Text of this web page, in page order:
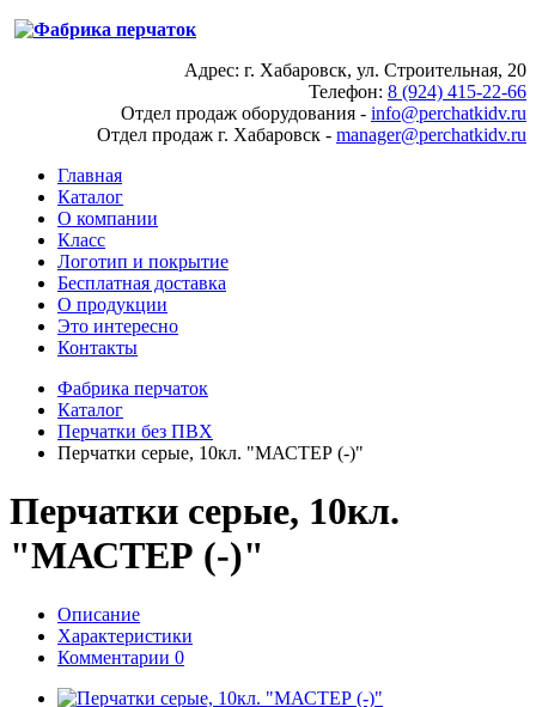
Адрес: г. Хабаровск, ул. Строительная, 20
Телефон: 8 (924) 415-22-66
Отдел продаж оборудования - info@perchatkidv.ru
Отдел продаж г. Хабаровск - manager@perchatkidv.ru
Главная
Каталог
О компании
Класс
Логотип и покрытие
Бесплатная доставка
О продукции
Это интересно
Контакты
Фабрика перчаток
Каталог
Перчатки без ПВХ
Перчатки серые, 10кл. "МАСТЕР (-)"
Перчатки серые, 10кл.
"МАСТЕР (-)"
Описание
Характеристики
Комментарии 0